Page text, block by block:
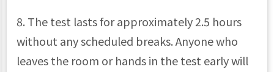
8. The test lasts for approximately 2.5 hours
without any scheduled breaks. Anyone who
leaves the room or hands in the test early will